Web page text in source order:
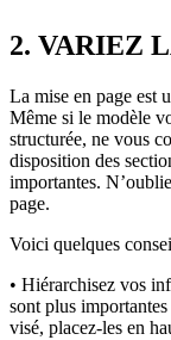
2. VARIEZ
La mise en page est
Même si le modèle
structurée, ne vous
disposition des
importantes.
page.
Voici quelques
• Hiérarchisez vos
sont plus
visé, placez-les en